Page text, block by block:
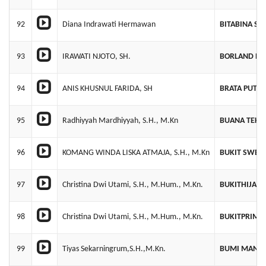
92 Diana Indrawati Hermawan BITABINA
93 IRAWATI NJOTO, SH. BORLAND
94 ANIS KHUSNUL FARIDA, SH BRATA
95 Radhiyyah Mardhiyyah, S.H., M.Kn BUANA
96 KOMANG WINDA LISKA ATMAJA, S.H., M.Kn BUKIT
97 Christina Dwi Utami, S.H., M.Hum., M.Kn. BUKITHIJAU
98 Christina Dwi Utami, S.H., M.Hum., M.Kn. BUKITPRIMA
99 Tiyas Sekarningrum,S.H.,M.Kn. BUMI